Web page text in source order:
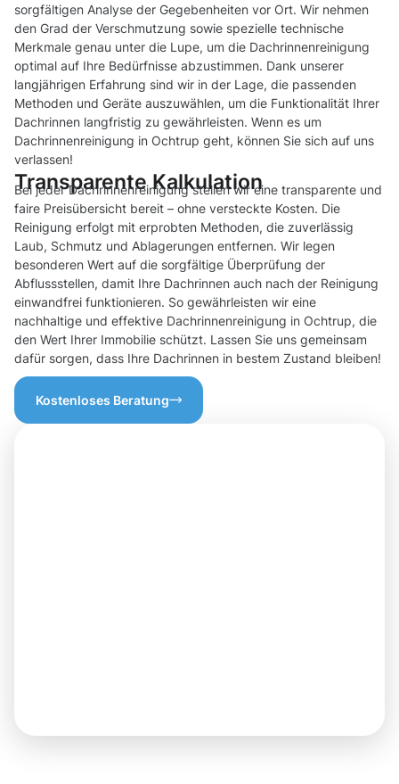
sorgfältigen Analyse der Gegebenheiten vor Ort. Wir nehmen
den Grad der Verschmutzung sowie spezielle technische
Merkmale genau unter die Lupe, um die Dachrinnenreinigung
optimal auf Ihre Bedürfnisse abzustimmen. Dank unserer
langjährigen Erfahrung sind wir in der Lage, die passenden
Methoden und Geräte auszuwählen, um die Funktionalität Ihrer
Dachrinnen langfristig zu gewährleisten. Wenn es um
Dachrinnenreinigung in Ochtrup geht, können Sie sich auf uns
verlassen!
Transparente Kalkulation
Bei jeder Dachrinnenreinigung stellen wir eine transparente und
faire Preisübersicht bereit – ohne versteckte Kosten. Die
Reinigung erfolgt mit erprobten Methoden, die zuverlässig
Laub, Schmutz und Ablagerungen entfernen. Wir legen
besonderen Wert auf die sorgfältige Überprüfung der
Abflussstellen, damit Ihre Dachrinnen auch nach der Reinigung
einwandfrei funktionieren. So gewährleisten wir eine
nachhaltige und effektive Dachrinnenreinigung in Ochtrup, die
den Wert Ihrer Immobilie schützt. Lassen Sie uns gemeinsam
dafür sorgen, dass Ihre Dachrinnen in bestem Zustand bleiben!
Kostenloses Beratung